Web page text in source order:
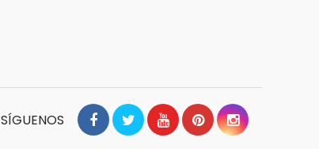
SÍGUENOS